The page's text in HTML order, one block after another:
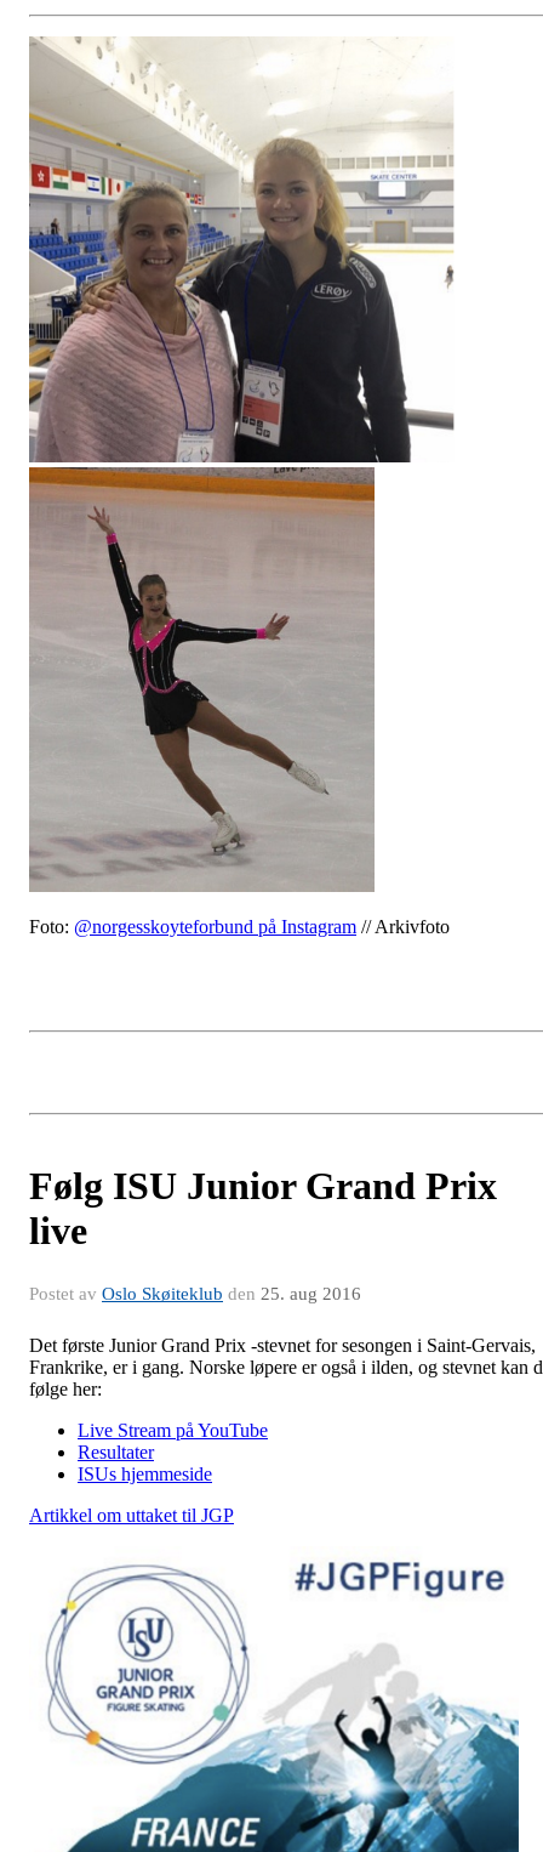
Foto: @norgesskoyteforbund på Instagram // Arkivfoto
Følg ISU Junior Grand Prix
live
Postet av Oslo Skøiteklub den 25. aug 2016
Det første Junior Grand Prix -stevnet for sesongen i Saint-Gervais,
Frankrike, er i gang. Norske løpere er også i ilden, og stevnet kan
følge her:
Live Stream på YouTube
Resultater
ISUs hjemmeside
Artikkel om uttaket til JGP